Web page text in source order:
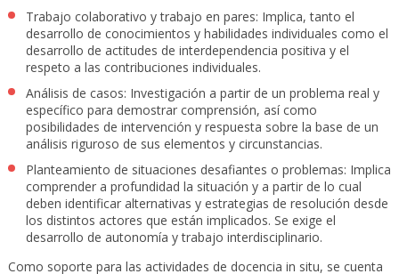
Trabajo colaborativo y trabajo en pares: Implica, tanto el
desarrollo de conocimientos y habilidades individuales como el
desarrollo de actitudes de interdependencia positiva y el
respeto a las contribuciones individuales.
Análisis de casos: Investigación a partir de un problema real y
específico para demostrar comprensión, así como
posibilidades de intervención y respuesta sobre la base de un
análisis riguroso de sus elementos y circunstancias.
Planteamiento de situaciones desafiantes o problemas: Implica
comprender a profundidad la situación y a partir de lo cual
deben identificar alternativas y estrategias de resolución desde
los distintos actores que están implicados. Se exige el
desarrollo de autonomía y trabajo interdisciplinario.
Como soporte para las actividades de docencia in situ, se cuenta